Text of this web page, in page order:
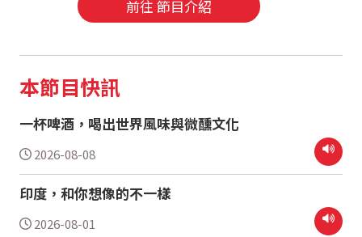
前往 節目介紹
本節目快訊
一杯啤酒，喝出世界風味與微醺文化
2026-08-08
印度，和你想像的不一樣
2026-08-01